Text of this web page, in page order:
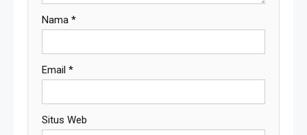
Nama *
Email *
Situs Web